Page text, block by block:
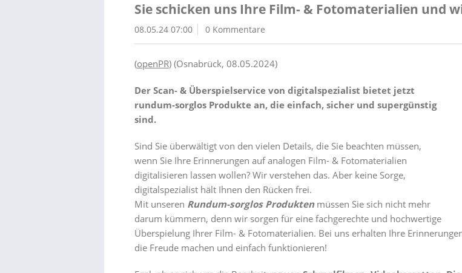
Sie schicken uns Ihre Film- & Fotomaterialien und
08.05.24 07:00 0 Kommentare
(openPR) (Osnabrück, 08.05.2024)
Der Scan- & Überspielservice von digitalspezialist bietet jetzt
rundum-sorglos Produkte an, die einfach, sicher und supergünstig
sind.
Sind Sie überwältigt von den vielen Details, die Sie beachten müssen,
wenn Sie Ihre Erinnerungen auf analogen Film- & Fotomaterialien
digitalisieren lassen wollen? Wir verstehen das. Aber keine Sorge,
digitalspezialist hält Ihnen den Rücken frei.
Mit unseren Rundum-sorglos Produkten müssen Sie sich nicht mehr
darum kümmern, denn wir sorgen für eine fachgerechte und hochwertige
Überspielung Ihrer Film- & Fotomaterialien. Bei uns erhalten Ihre
die Freude machen und einfach funktionieren!